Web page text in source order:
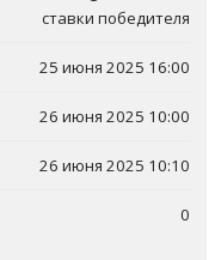
ставки победителя
25 июня 2025 16:00
26 июня 2025 10:00
26 июня 2025 10:10
0